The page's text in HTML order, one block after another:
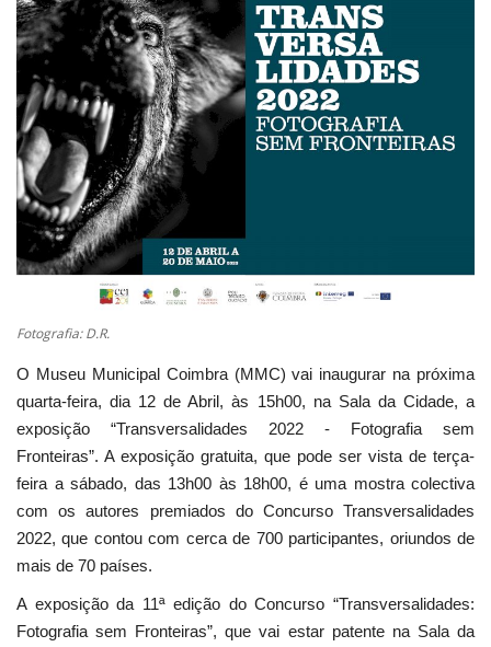
Estatuto Editorial
Saúde
Ficha técnica
Cultura
Lazer
Fotografia: D.R.
O Museu Municipal Coimbra (MMC) vai inaugurar na próxima
quarta-feira, dia 12 de Abril, às 15h00, na Sala da Cidade, a
exposição “Transversalidades 2022 - Fotografia sem
Fronteiras”. A exposição gratuita, que pode ser vista de terça-
feira a sábado, das 13h00 às 18h00, é uma mostra colectiva
com os autores premiados do Concurso Transversalidades
2022, que contou com cerca de 700 participantes, oriundos de
mais de 70 países.
A exposição da 11ª edição do Concurso “Transversalidades:
Fotografia sem Fronteiras”, que vai estar patente na Sala da